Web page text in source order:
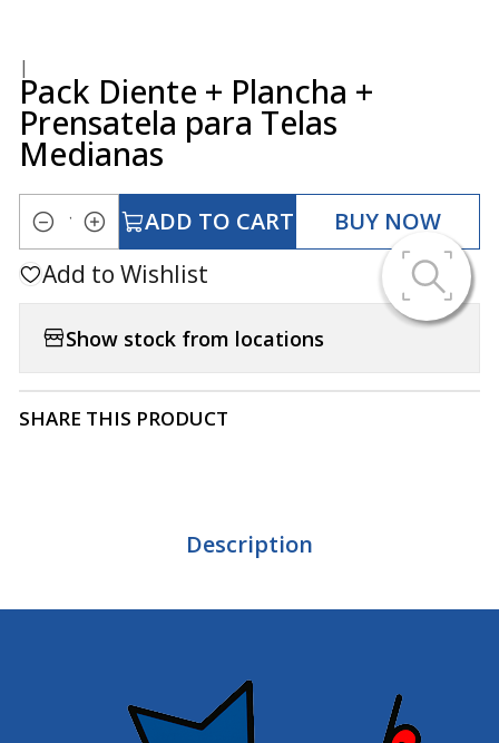
|
Pack Diente + Plancha +
Prensatela para Telas
Medianas
Quantity
ADD TO CART BUY NOW
Add to Wishlist
Show stock from locations
SHARE THIS PRODUCT
Description